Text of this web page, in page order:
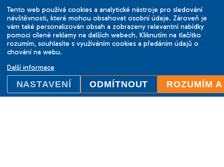
Změny vyhrazeny.
Tento web používá cookies a analytické nástroje pro sledování
návštěvnosti, které mohou obsahovat osobní údaje. Zároveň je
vám také personalizován obsah a zobrazeny relevantní nabídky
pomoci cílené reklamy na dalších webech. Kliknutím na tlačítko
rozumím, souhlasíte s využíváním cookies a předáním údajů o
chování na webu.
Další informace
NASTAVENÍ ODMÍTNOUT ROZUMÍM